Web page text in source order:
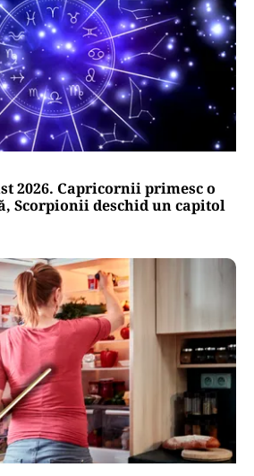
2026. Capricornii primesc o
Scorpionii deschid un capitol